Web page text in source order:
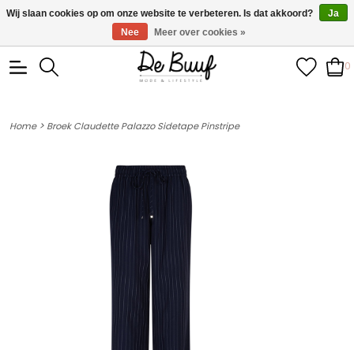
• Wekelijks nieuwe items • Gratis verzending >€100,- •
Verzonden binnen 1-3 werkdagen
0
Home> Broek Claudette Palazzo Sidetape Pinstripe
Wij slaan cookies op om onze website te verbeteren. Is dat akkoord?
Ja
Nee
Meer over cookies »